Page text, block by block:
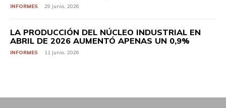
INFORMES 29 Junio, 2026
LA PRODUCCIÓN DEL NÚCLEO INDUSTRIAL EN
ABRIL DE 2026 AUMENTÓ APENAS UN 0,9%
INFORMES 11 Junio, 2026